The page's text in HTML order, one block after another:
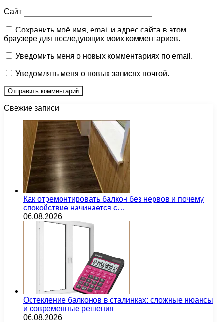
Сайт
Сохранить моё имя, email и адрес сайта в этом
браузере для последующих моих комментариев.
Уведомить меня о новых комментариях по email.
Уведомлять меня о новых записях почтой.
Свежие записи
Как отремонтировать балкон без нервов и почему
спокойствие начинается с…
06.08.2026
Остекление балконов в сталинках: сложные нюансы
и современные решения
06.08.2026